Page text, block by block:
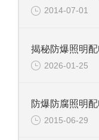
2014-07-01
2026-01-25
防爆防腐照明
2015-06-29